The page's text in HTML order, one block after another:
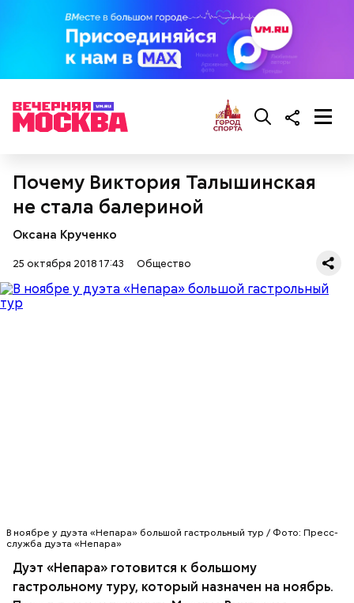
Почему Виктория Талышинская
не стала балериной
Оксана Крученко
25 октября 2018 17:43 Общество
В ноябре у дуэта «Непара» большой гастрольный тур / Фото: Пресс-
служба дуэта «Непара»
Дуэт «Непара» готовится к большому
гастрольному туру, который назначен на ноябрь.
О, всесвятый Николае, угодниче преизрядный
скорбех скорый помощниче!
300-400 г шампиньонов или других свежих
грибов;
3 ст. ложки фасоли;
по 1 моркови и репчатой луковице;
3 ст. ложки растительного масла;
зелень, черный молотый перец и соль по вкусу.